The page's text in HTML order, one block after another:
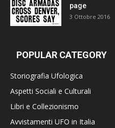
page
3 Ottobre 2016
POPULAR CATEGORY
Storiografia Ufologica
Aspetti Sociali e Culturali
Libri e Collezionismo
Avvistamenti UFO in Italia